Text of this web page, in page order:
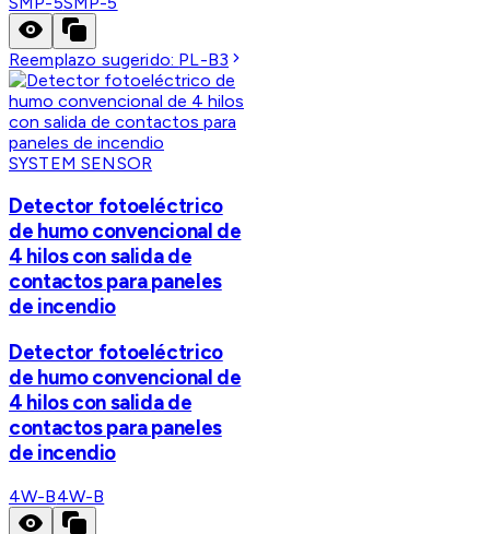
Reemplazo sugerido: PL-B3
SYSTEM SENSOR
Detector fotoeléctrico
de humo convencional de
4 hilos con salida de
contactos para paneles
de incendio
Detector fotoeléctrico
de humo convencional de
4 hilos con salida de
contactos para paneles
de incendio
4W-B4W-B